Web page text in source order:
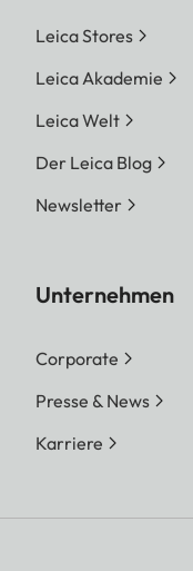
Leica Stores
Leica Akademie
Leica Welt
Der Leica Blog
Newsletter
Unternehmen
Corporate
Presse & News
Karriere